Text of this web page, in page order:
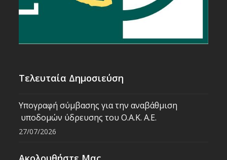
Τελευταία Δημοσιεύση
Υπογραφή σύμβασης για την αναβάθμιση
υποδομών ύδρευσης του Ο.Α.Κ. Α.Ε.
27/07/2026